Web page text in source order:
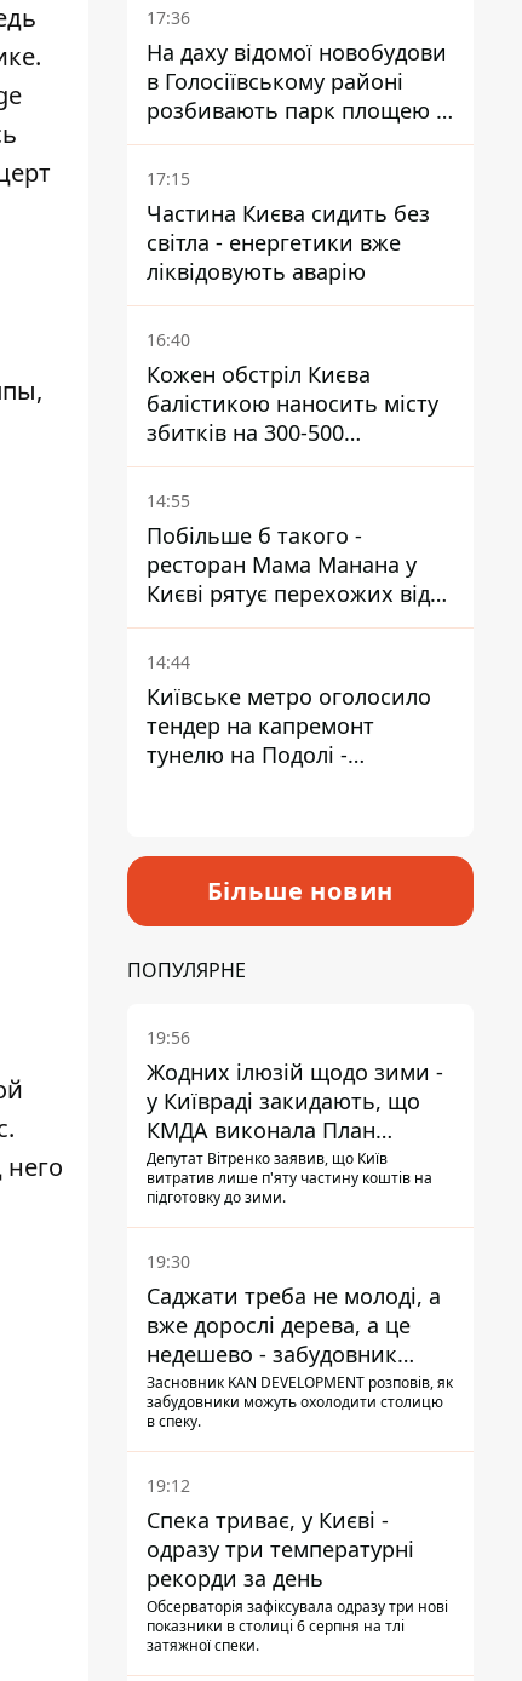
17:36
На даху відомої новобудови
в Голосіївському районі
розбивають парк площею в
гектар
17:15
Частина Києва сидить без
світла - енергетики вже
ліквідовують аварію
16:40
Кожен обстріл Києва
балістикою наносить місту
збитків на 300-500
мільйонів - Петро
Пантелеєв
14:55
Побільше б такого -
ресторан Мама Манана у
Києві рятує перехожих від
спеки
14:44
Київське метро оголосило
тендер на капремонт
тунелю на Подолі -
Більше новин
ПОПУЛЯРНЕ
19:56
Жодних ілюзій щодо зими -
у Київраді закидають, що
КМДА виконала План
стійкості на 20%
Депутат Вітренко заявив, що Київ
витратив лише п'яту частину коштів на
підготовку до зими.
19:30
Саджати треба не молоді, а
вже дорослі дерева, а це
недешево - забудовник
Ніконов
Засновник KAN DEVELOPMENT розповів, як
забудовники можуть охолодити столицю
в спеку.
19:12
Спека триває, у Києві -
одразу три температурні
рекорди за день
Обсерваторія зафіксувала одразу три нові
показники в столиці 6 серпня на тлі
затяжної спеки.